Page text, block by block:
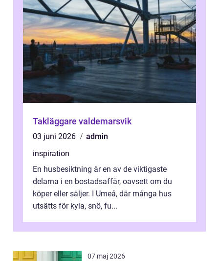
Takläggare valdemarsvik
03 juni 2026
admin
inspiration
En husbesiktning är en av de viktigaste
delarna i en bostadsaffär, oavsett om du
köper eller säljer. I Umeå, där många hus
utsätts för kyla, snö, fu...
07 maj 2026